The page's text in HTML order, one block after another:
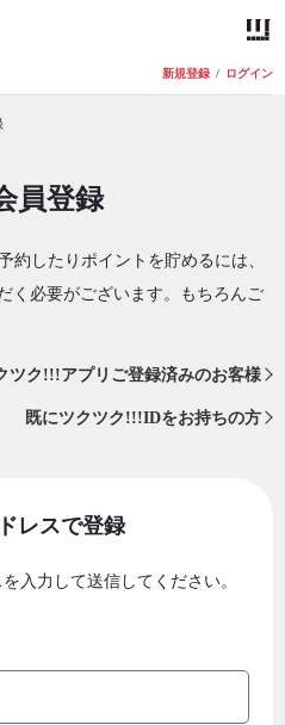
新規登録 / ログイン
員登録
したりポイントを貯めるには、
く必要がございます。もちろんご
ツク!!!アプリご登録済みのお客様
既にツクツク!!!IDをお持ちの方
レスで登録
入力して送信してください。